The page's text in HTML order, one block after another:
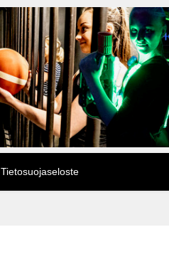
Tietosuojaseloste